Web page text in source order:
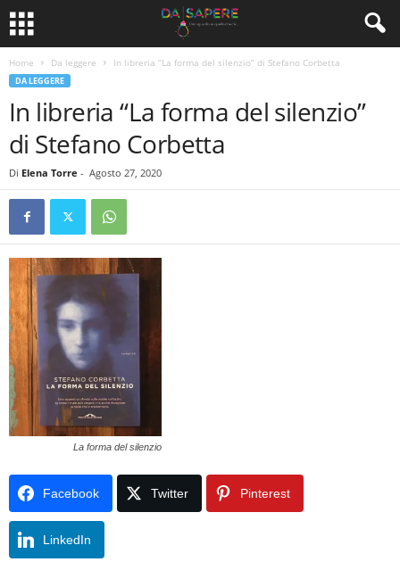
Home Da leggere In libreria “La forma del silenzio” di Stefano Corbetta
DA LEGGERE
In libreria “La forma del silenzio”
di Stefano Corbetta
Di Elena Torre - Agosto 27, 2020
La forma del silenzio
Facebook Twitter Pinterest
LinkedIn